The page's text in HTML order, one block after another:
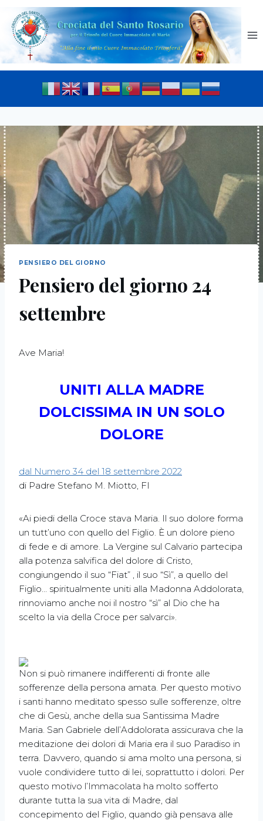
PENSIERO DEL GIORNO
Pensiero del giorno 24
settembre
Ave Maria!
UNITI ALLA MADRE
DOLCISSIMA IN UN SOLO
DOLORE
dal Numero 34 del 18 settembre 2022
di Padre Stefano M. Miotto, FI
«Ai piedi della Croce stava Maria. Il suo dolore forma
un tutt’uno con quello del Figlio. È un dolore pieno
di fede e di amore. La Vergine sul Calvario partecipa
alla potenza salvifica del dolore di Cristo,
congiungendo il suo “Fiat” , il suo “Sì”, a quello del
Figlio… spiritualmente uniti alla Madonna Addolorata,
rinnoviamo anche noi il nostro “sì” al Dio che ha
scelto la via della Croce per salvarci».
Non si può rimanere indifferenti di fronte alle
sofferenze della persona amata. Per questo motivo
i santi hanno meditato spesso sulle sofferenze, oltre
che di Gesù, anche della sua Santissima Madre
Maria. San Gabriele dell’Addolorata assicurava che la
meditazione dei dolori di Maria era il suo Paradiso in
terra. Davvero, quando si ama molto una persona, si
vuole condividere tutto di lei, soprattutto i dolori. Per
questo motivo l’Immacolata ha molto sofferto
durante tutta la sua vita di Madre, dal
concepimento del Figlio, quando già pensava alle